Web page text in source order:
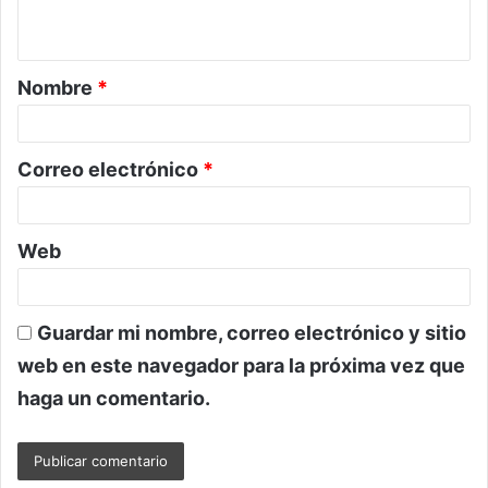
a
r
o
*
Nombre *
Correo electrónico *
Web
Guardar mi nombre, correo electrónico y sitio
web en este navegador para la próxima vez que
haga un comentario.